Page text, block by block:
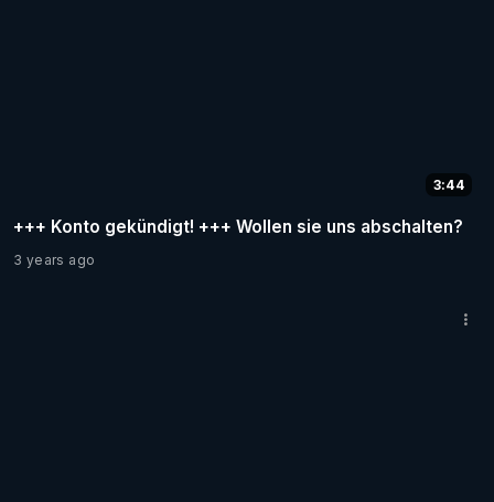
3:44
+++ Konto gekündigt! +++ Wollen sie uns abschalten?
3 years ago